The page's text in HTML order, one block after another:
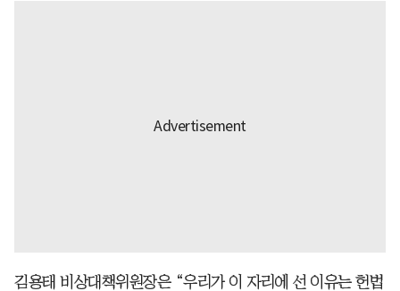
김용태 비상대책위원장은 “우리가 이 자리에 선 이유는 헌법